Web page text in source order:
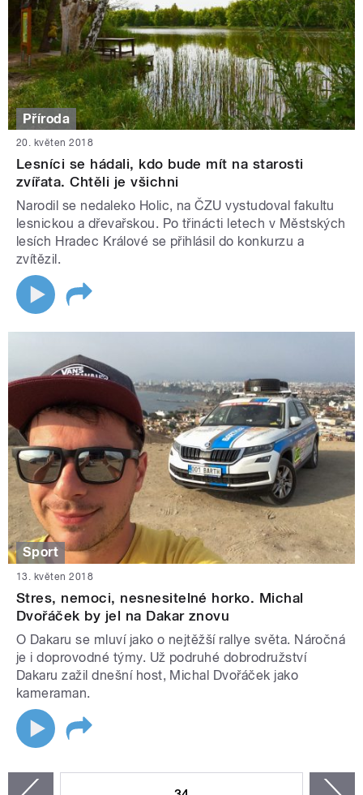
Příroda
20. květen 2018
Lesníci se hádali, kdo bude mít na starosti
zvířata. Chtěli je všichni
Narodil se nedaleko Holic, na ČZU vystudoval fakultu
lesnickou a dřevařskou. Po třinácti letech v Městských
lesích Hradec Králové se přihlásil do konkurzu a
zvítězil.
Sport
13. květen 2018
Stres, nemoci, nesnesitelné horko. Michal
Dvořáček by jel na Dakar znovu
O Dakaru se mluví jako o nejtěžší rallye světa. Náročná
je i doprovodné týmy. Už podruhé dobrodružství
Dakaru zažil dnešní host, Michal Dvořáček jako
kameraman.